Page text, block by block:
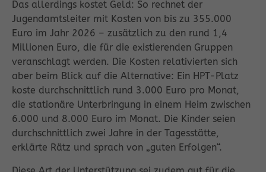
Das allerdings kostet Geld: So rechnet der
Jugendamtsleiter mit Kosten von bis zu 355.000
Euro im Jahr 2026 – zusätzlich zu den rund 1,4
Millionen Euro, die für die existierenden Gruppen
veranschlagt werden. Die Kosten relativierten sich
aber beim Blick auf die Alternative: Ein HPT-Platz
koste durchschnittlich rund 3.000 Euro pro Monat,
die stationäre Unterbringung in einem Heim zwischen
6.000 und 8.000 Euro im Monat. Die Kinder seien
durchschnittlich zwei Jahre in der Tagesstätte,
erklärte Rätz und sprach von „guten Erfolgen“.